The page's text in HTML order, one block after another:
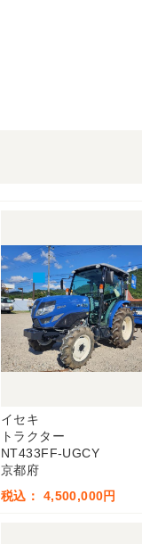
イセキ
トラクター
NT433FF-UGCY
京都府
税込： 4,500,000円